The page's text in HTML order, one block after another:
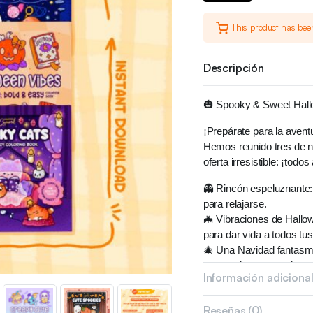
This product has
Descripción
🎃 Spooky & Sweet
¡Prepárate para la
Hemos reunido tres de
oferta irresistible:
👻 Rincón
para relajarse.
🦇 Vibraciones de
para dar vida a todos
🎄 Una Navidad
¡porque la temporada
Cada libro está repleto
perfectas para adultos
Información adicional